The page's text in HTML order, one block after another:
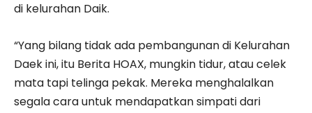
di kelurahan Daik.
“Yang bilang tidak ada pembangunan di Kelurahan
Daek ini, itu Berita HOAX, mungkin tidur, atau celek
mata tapi telinga pekak. Mereka menghalalkan
segala cara untuk mendapatkan simpati dari